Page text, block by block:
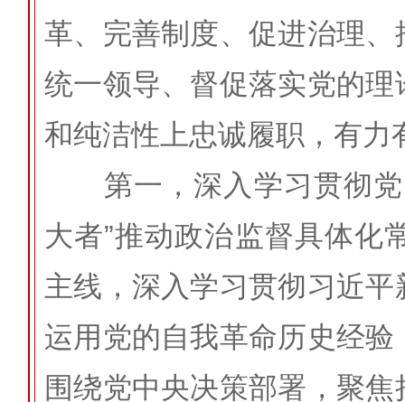
革、完善制度、促进治理
统一领导、督促落实党的
和纯洁性上忠诚履职，有
第一，深入学习贯彻党
大者”推动政治监督具体化
主线，深入学习贯彻习近
运用党的自我革命历史经
围绕党中央决策部署，聚